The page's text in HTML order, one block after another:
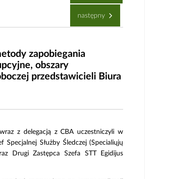
następny
zapobiegania
obszary
przedstawicieli Biura
z delegacją z CBA uczestniczyli w
Służby Śledczej (Specialiųjų
Drugi Zastępca Szefa STT Egidijus